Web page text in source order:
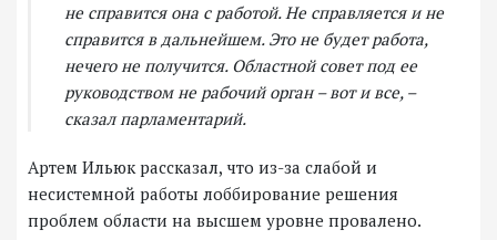
не справится она с работой. Не справляется и не
справится в дальнейшем. Это не будет работа,
нечего не получится. Областной совет под ее
руководством не рабочий орган – вот и все, –
сказал парламентарий.
Артем Ильюк рассказал, что из-за слабой и
несистемной работы лоббирование решения
проблем области на высшем уровне провалено.